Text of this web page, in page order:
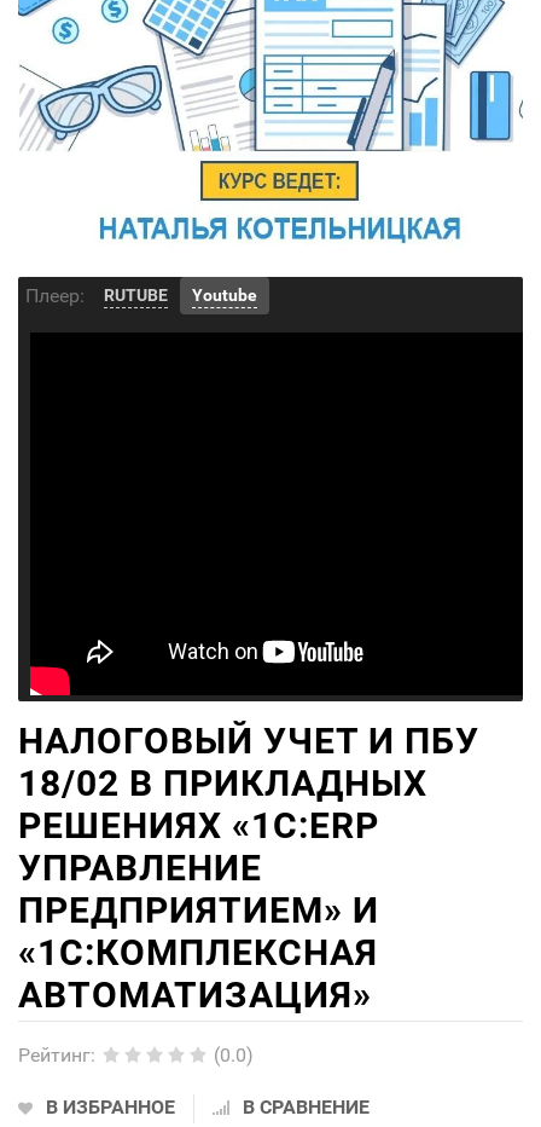
Плеер: RUTUBE Youtube
НАЛОГОВЫЙ УЧЕТ И ПБУ
18/02 В ПРИКЛАДНЫХ
РЕШЕНИЯХ «1С:ERP
УПРАВЛЕНИЕ
ПРЕДПРИЯТИЕМ» И
«1С:КОМПЛЕКСНАЯ
АВТОМАТИЗАЦИЯ»
Рейтинг: (0.0)
В ИЗБРАННОЕ В СРАВНЕНИЕ